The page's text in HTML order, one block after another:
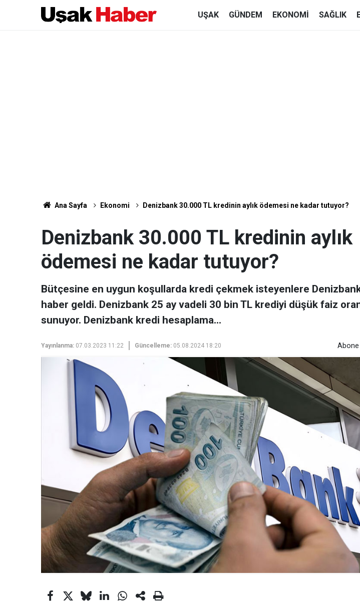
UŞAK GÜNDEM EKONOMI SAĞLIK
Ana Sayfa Ekonomi Denizbank 30.000 TL kredinin aylık ödemesi ne kadar tutuyor?
Denizbank 30.000 TL kredinin aylık
ödemesi ne kadar tutuyor?
Bütçesine en uygun koşullarda kredi çekmek isteyenlere
haber geldi. Denizbank 25 ay vadeli 30 bin TL krediyi düşük faiz
sunuyor. Denizbank kredi hesaplama…
Yayınlanma: 07.03.2023 11:22 Güncelleme: 05.08.2024 18:20 Abone